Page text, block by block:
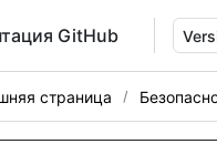
GitHub
страница